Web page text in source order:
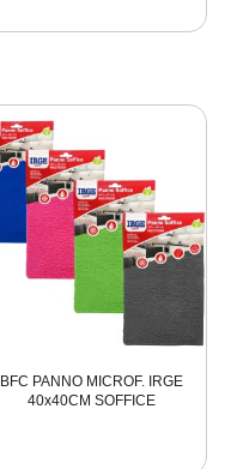
BFC PANNO MICROF. IRGE
40x40CM SOFFICE